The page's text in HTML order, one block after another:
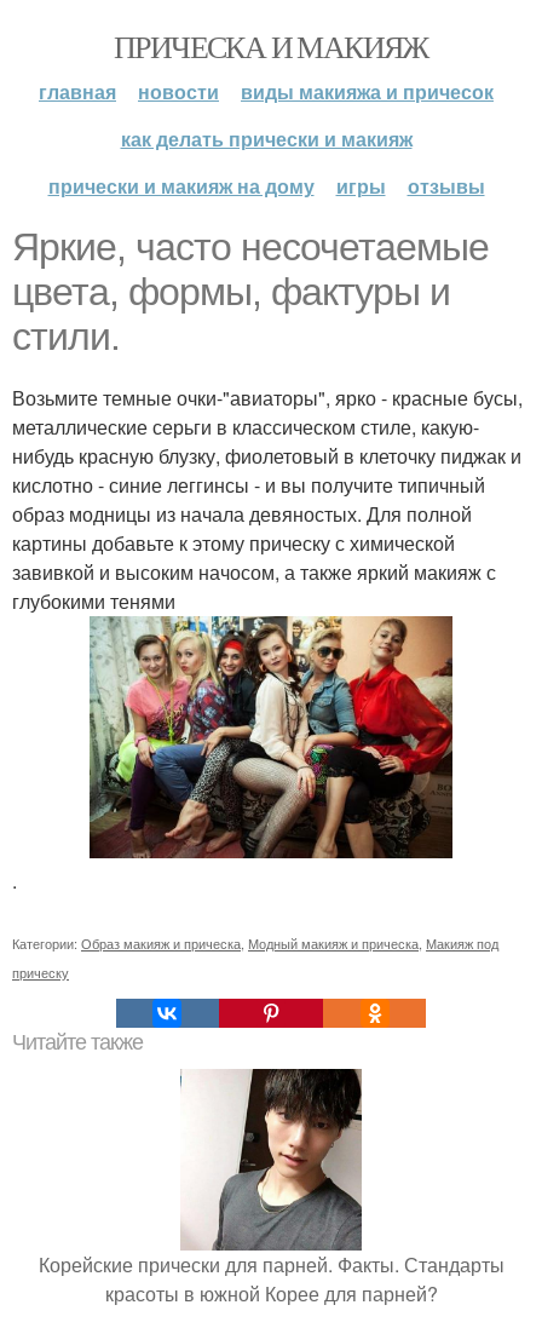
ПРИЧЕСКА И МАКИЯЖ
главная новости
виды макияжа и причесок
как делать прически и макияж
прически и макияж на дому
игры отзывы
Яркие, часто несочетаемые
цвета, формы, фактуры и
стили.
Возьмите темные очки-"авиаторы", ярко - красные бусы,
металлические серьги в классическом стиле, какую-
нибудь красную блузку, фиолетовый в клеточку пиджак и
кислотно - синие леггинсы - и вы получите типичный
образ модницы из начала девяностых. Для полной
картины добавьте к этому прическу с химической
завивкой и высоким начосом, а также яркий макияж с
глубокими тенями
.
Категории: Образ макияж и прическа, Модный макияж и прическа, Макияж под
прическу
Читайте также
Корейские прически для парней. Факты. Стандарты
красоты в южной Корее для парней?